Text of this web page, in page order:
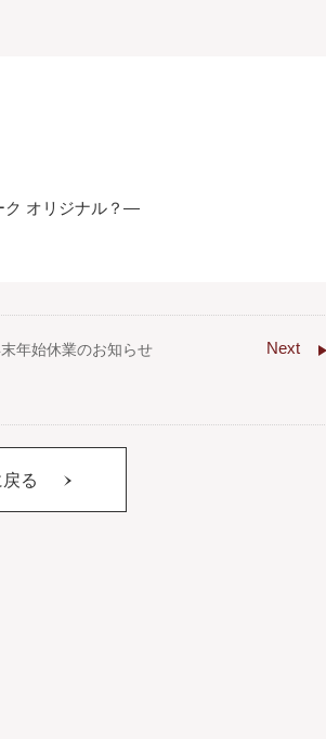
ク オリジナル？―
年始休業のお知らせ Next
る